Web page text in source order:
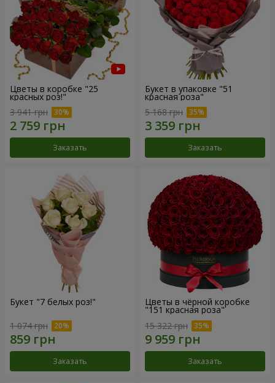
Цветы в коробке "25
красных роз!"
3 941 грн
Заказать
Букет в упаковке "51
красная роза"
5 168 грн
Заказать
Букет "7 белых роз!"
1 074 грн
Заказать
Цветы в чёрной коробке
"151 красная роза"
15 322 грн
Заказать